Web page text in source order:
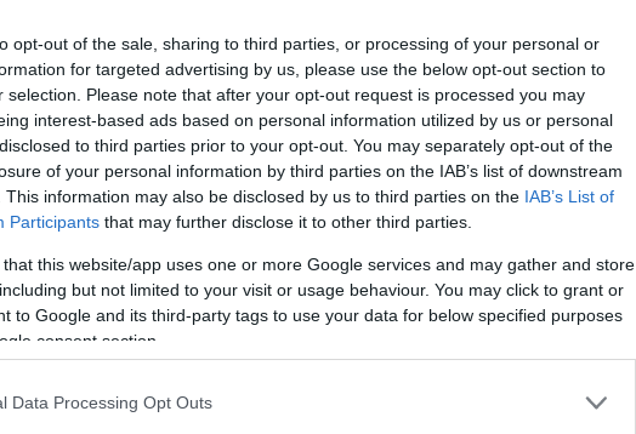
opt-out of the sale, sharing to third parties, or processing of your personal or
for targeted advertising by us, please use the below opt-out section to
selection. Please note that after your opt-out request is processed you may
interest-based ads based on personal information utilized by us or personal
to third parties prior to your opt-out. You may separately opt-out of the
of your personal information by third parties on the IAB’s list of downstream
This information may also be disclosed by us to third parties on the IAB’s List of
Participants that may further disclose it to other third parties.
that this website/app uses one or more Google services and may gather and store
but not limited to your visit or usage behaviour. You may click to grant or
to Google and its third-party tags to use your data for below specified purposes
consent section.
Data Processing Opt Outs
di gusto mai vista prima.